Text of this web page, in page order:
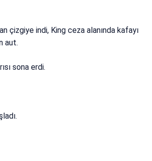
çizgiye indi, King ceza alanında kafayı
aut.
sona erdi.